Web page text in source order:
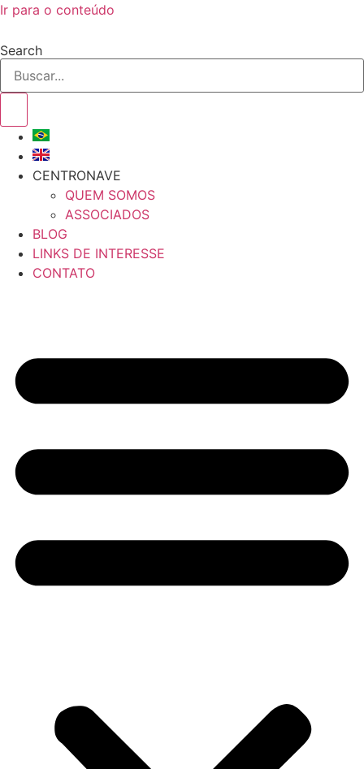
Ir para o conteúdo
Search
CENTRONAVE
QUEM SOMOS
ASSOCIADOS
BLOG
LINKS DE INTERESSE
CONTATO